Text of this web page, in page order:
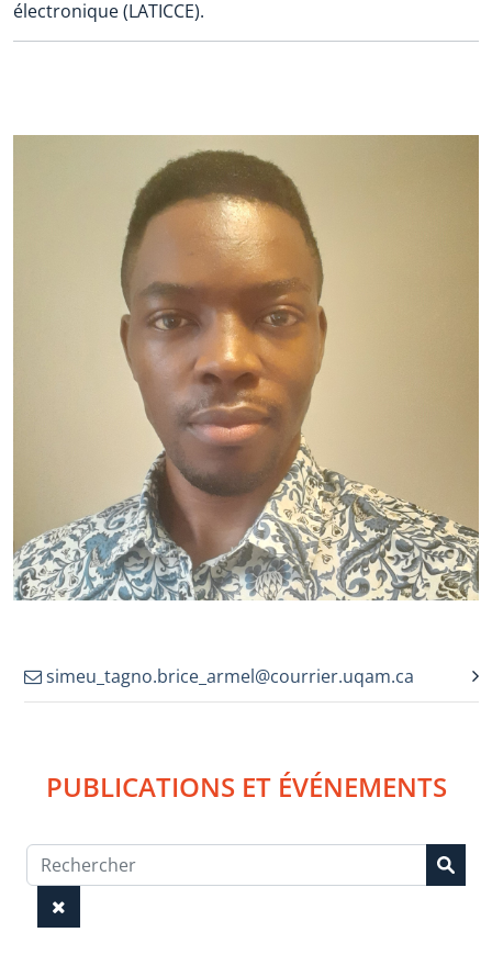
électronique (LATICCE).
simeu_tagno.brice_armel@courrier.uqam.ca
PUBLICATIONS ET ÉVÉNEMENTS